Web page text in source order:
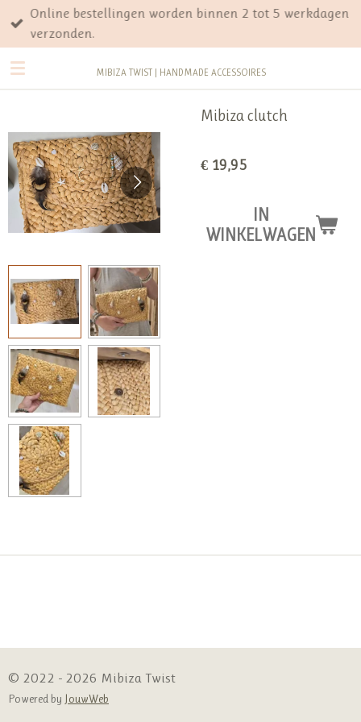
Ga
direct
naar
de
MIBIZA TWIST | HANDMADE ACCESSOIRES
Online bestellingen worden binnen 2 tot 5 werkdagen
verzonden.
Mibiza clutch
€ 19,95
IN
WINKELWAGEN
© 2022 - 2026 Mibiza Twist
Powered by JouwWeb